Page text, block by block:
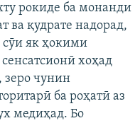
рокиде ба монанди
ва қудрате надорад,
сӯи як ҳокими
хоҳад
зеро чунин
ба роҳатӣ аз
медиҳад. Бо